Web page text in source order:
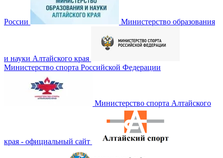
России Министерство образования
и науки Алтайского края
Министерство спорта Российской Федерации
Министерство спорта Алтайского
края - официальный сайт